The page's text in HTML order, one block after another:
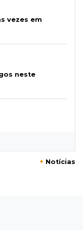
vezes em
neste
e R$ 12
+ Notícias